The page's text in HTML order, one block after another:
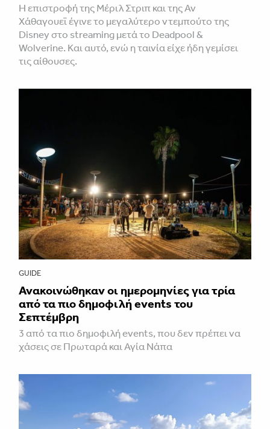
Η επιστροφή της Μέριλ Στριπ και της Αν
Χάθαγουεϊ έγινε το μεγαλύτερο ντεμπούτο της
Disney στο streaming μετά το Deadpool &
Wolverine. Και αυτό, ενώ η ταινία είχε ήδη γεμίσει
τις αίθουσες.
GUIDE
Ανακοινώθηκαν οι ημερομηνίες για τρία
από τα πιο δημοφιλή events του
Σεπτέμβρη
3 από τα πιο δημοφιλή events, που δεν πρέπει να
χάσεις σε Πρωταρά και Αγία Νάπα